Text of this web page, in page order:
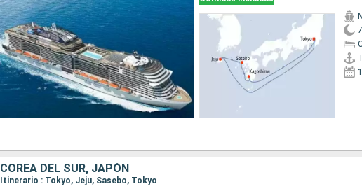
COREA DEL SUR, JAPÓN
Itinerario : Tokyo, Jeju, Sasebo, Tokyo